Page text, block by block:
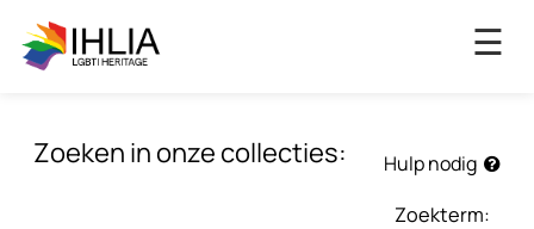
×
☰
Zoeken in onze collecties:
Hulp nodig
Zoekterm: